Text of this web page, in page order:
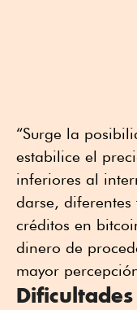
“Surge la
estabilice el
inferiores al
darse, diferentes
créditos en
dinero de
mayor